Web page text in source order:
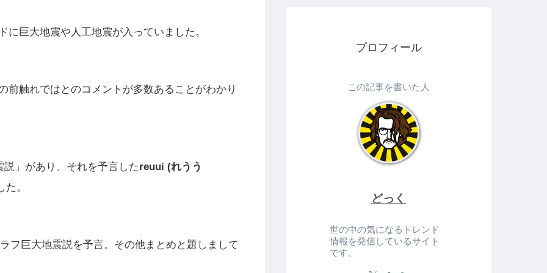
巨大地震や人工地震が入っていました。
前触れではとのコメントが多数あることがわかり
」があり、それを予言したreuui (れうう
。
フ巨大地震説を予言。その他まとめと題しまして
プロフィール
この記事を書いた人
どっく
世の中の気になるトレンド
情報を発信しているサイト
です。